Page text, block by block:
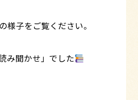
様子をご覧ください。
み聞かせ」でした